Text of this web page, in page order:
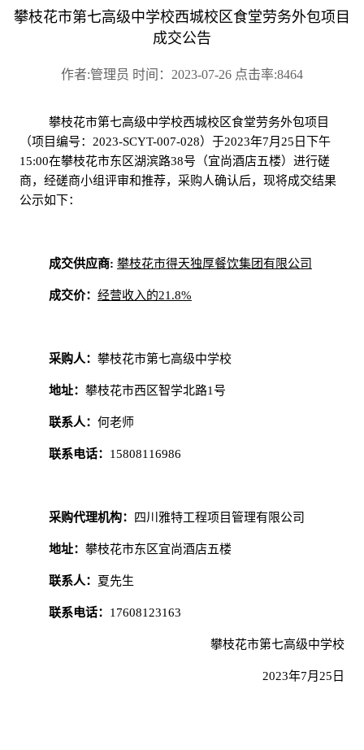
攀枝花市第七高级中学校西城校区食堂劳务外包项目
成交公告
作者:管理员 时间：2023-07-26 点击率:8464
攀枝花市第七高级中学校西城校区食堂劳务外包项目
（项目编号： 2023-SCYT-007-028） 于2023年7月25日下午
15:00在攀枝花市东区湖滨路38号（宜尚酒店五楼）进行磋
商，经磋商小组评审和推荐，采购人确认后，现将成交结果
公示如下：
成交供应商: 攀枝花市得天独厚餐饮集团有限公司
成交价： 经营收入的21.8%
采购人： 攀枝花市第七高级中学校
地址： 攀枝花市西区智学北路1号
联系人： 何老师
联系电话： 15808116986
采购代理机构： 四川雅特工程项目管理有限公司
地址： 攀枝花市东区宜尚酒店五楼
联系人： 夏先生
联系电话： 17608123163
攀枝花市第七高级中学校
2023年7月25日